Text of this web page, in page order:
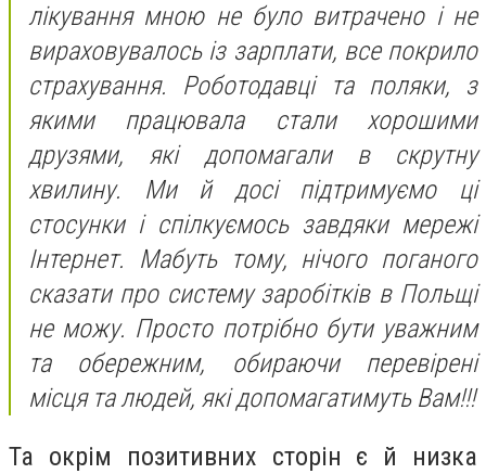
лікування мною не було витрачено і не
вираховувалось із зарплати, все покрило
страхування. Роботодавці та поляки, з
якими працювала стали хорошими
друзями, які допомагали в скрутну
хвилину. Ми й досі підтримуємо ці
стосунки і спілкуємось завдяки мережі
Інтернет. Мабуть тому, нічого поганого
сказати про систему заробітків в Польщі
не можу. Просто потрібно бути уважним
та обережним, обираючи перевірені
місця та людей, які допомагатимуть Вам!!!
Та окрім позитивних сторін є й низка